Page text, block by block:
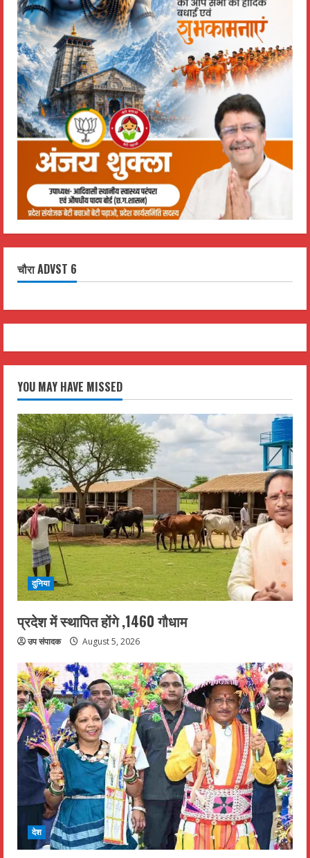
चौरा ADVST 6
YOU MAY HAVE MISSED
दुनिया
प्रदेश में स्थापित होंगे ,1460 गौधाम
उप संपादक August 5, 2026
देश